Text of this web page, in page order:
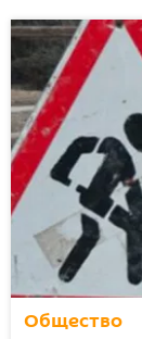
Общество